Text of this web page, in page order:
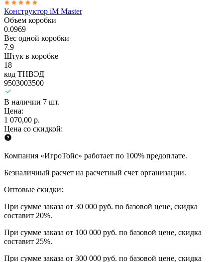
Конструктор iM Master
Объем коробки
0.0969
Вес одной коробки
7.9
Штук в коробке
18
код ТНВЭД
9503003500
В наличии 7 шт.
Цена:
1 070,00 р.
Цена со скидкой:
Компания «ИгроТойс» работает по 100% предоплате.
Безналичный расчет на расчетный счет организации.
Оптовые скидки:
При сумме заказа от 30 000 руб. по базовой цене, скидка
составит 20%.
При сумме заказа от 100 000 руб. по базовой цене, скидка
составит 25%.
При сумме заказа от 300 000 руб. по базовой цене, скидка